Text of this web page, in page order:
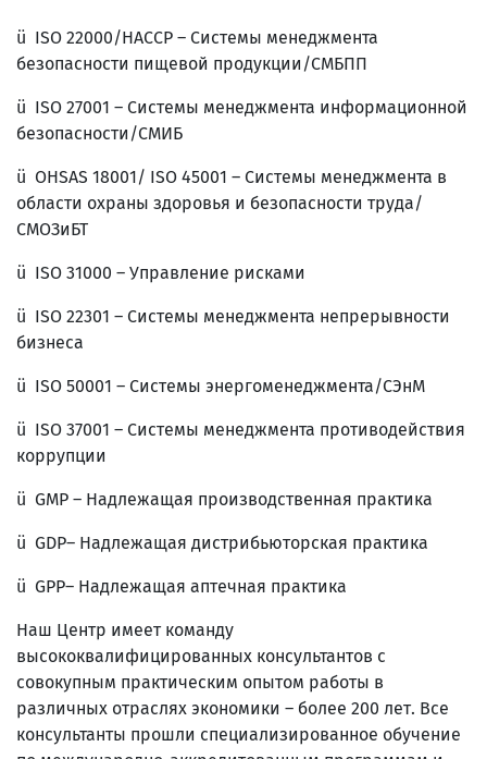
ü ISO 22000/HACCP – Системы менеджмента
безопасности пищевой продукции/СМБПП
ü ISO 27001 – Системы менеджмента информационной
безопасности/СМИБ
ü OHSAS 18001/ ISO 45001 – Системы менеджмента в
области охраны здоровья и безопасности труда/
СМОЗиБТ
ü ISO 31000 – Управление рисками
ü ISO 22301 – Системы менеджмента непрерывности
бизнеса
ü ISO 50001 – Системы энергоменеджмента/СЭнМ
ü ISO 37001 – Системы менеджмента противодействия
коррупции
ü GMP – Надлежащая производственная практика
ü GDP– Надлежащая дистрибьюторская практика
ü GPP– Надлежащая аптечная практика
Наш Центр имеет команду
высококвалифицированных консультантов с
совокупным практическим опытом работы в
различных отраслях экономики – более 200 лет. Все
консультанты прошли специализированное обучение